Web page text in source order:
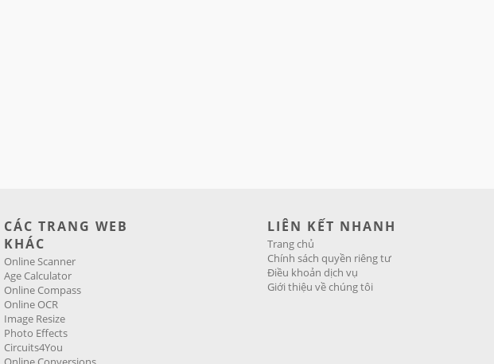
CÁC TRANG WEB
KHÁC
Online Scanner
Age Calculator
Online Compass
Online OCR
Image Resize
Photo Effects
Circuits4You
LIÊN KẾT NHANH
Trang chủ
Chính sách quyền riêng tư
Điều khoản dịch vụ
Giới thiệu về chúng tôi